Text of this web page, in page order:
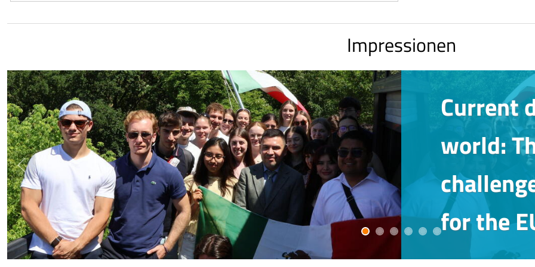
Impressionen
Borders
Previous